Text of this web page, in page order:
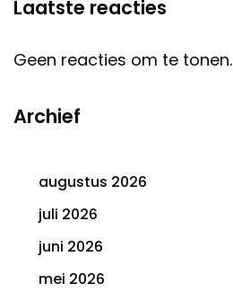
Laatste reacties
Geen reacties om te tonen.
Archief
augustus 2026
juli 2026
juni 2026
mei 2026